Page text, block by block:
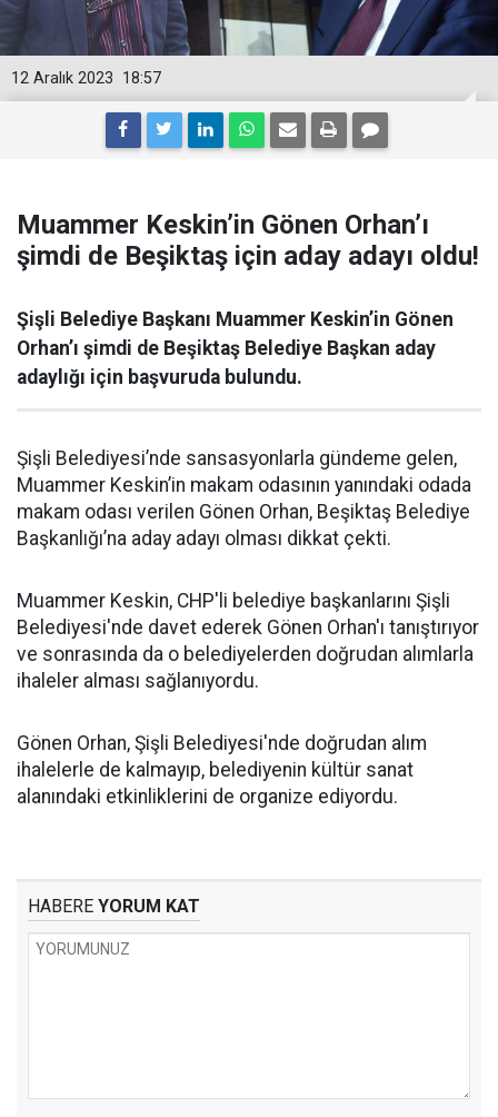
18:57
12 Aralık 2023
Muammer Keskin’in Gönen Orhan’ı
şimdi de Beşiktaş için aday adayı oldu!
Şişli Belediye Başkanı Muammer Keskin’in Gönen
Orhan’ı şimdi de Beşiktaş Belediye Başkan aday
adaylığı için başvuruda bulundu.
Şişli Belediyesi’nde sansasyonlarla gündeme gelen,
Muammer Keskin’in makam odasının yanındaki odada
makam odası verilen Gönen Orhan, Beşiktaş Belediye
Başkanlığı’na aday adayı olması dikkat çekti.
Muammer Keskin, CHP'li belediye başkanlarını Şişli
Belediyesi'nde davet ederek Gönen Orhan'ı tanıştırıyor
ve sonrasında da o belediyelerden doğrudan alımlarla
ihaleler alması sağlanıyordu.
Gönen Orhan, Şişli Belediyesi'nde doğrudan alım
ihalelerle de kalmayıp, belediyenin kültür sanat
alanındaki etkinliklerini de organize ediyordu.
HABERE YORUM KAT